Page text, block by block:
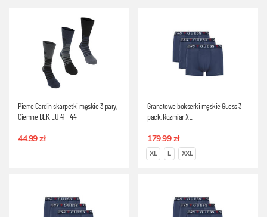
Pierre Cardin skarpetki męskie 3 pary,
Ciemne BLK, EU 41 - 44
44.99 zł
Granatowe bokserki męskie Guess 3
pack, Rozmiar XL
179.99 zł
XL L XXL